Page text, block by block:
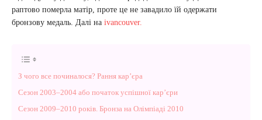
раптово померла матір, проте це не завадило їй одержати
бронзову медаль. Далі на ivancouver.
З чого все починалося? Рання кар’єра
Сезон 2003–2004 або початок успішної кар’єри
Сезон 2009–2010 років. Бронза на Олімпіаді 2010